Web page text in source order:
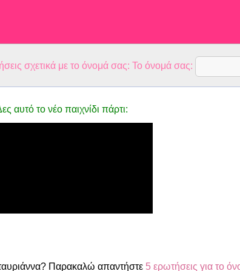
σχετικά με το όνομά σας: Το όνομά σας:
αυτό το νέο παιχνίδι πάρτι:
Παρακαλώ απαντήστε5 ερωτήσεις για το